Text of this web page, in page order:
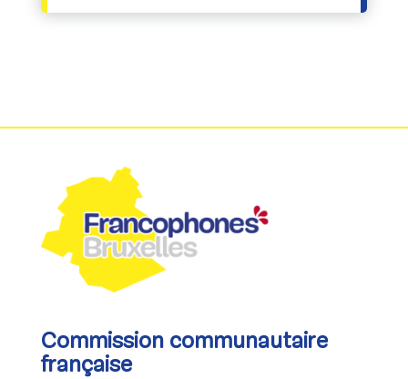
Commission communautaire
française